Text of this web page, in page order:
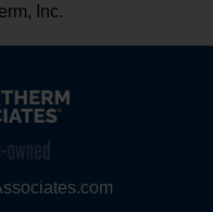
Inc.